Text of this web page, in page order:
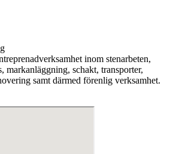
inom stenarbeten,
markanläggning, schakt, transporter,
samt därmed förenlig verksamhet.